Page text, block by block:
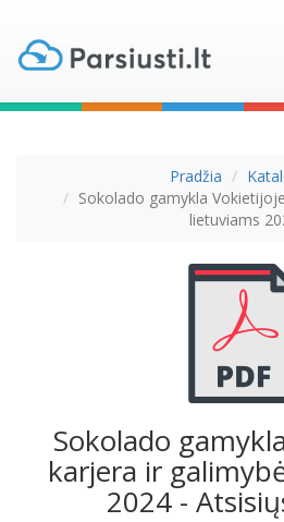
Pradžia
Sokolado gamykla
lietuviams
Sokolado
karjera ir
2024 -